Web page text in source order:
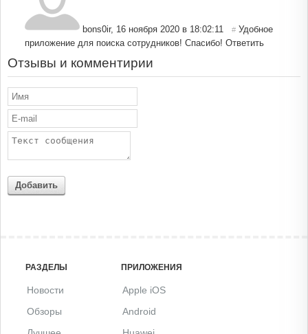
bons0ir, 16 ноября 2020 в 18:02:11 # Удобное
приложение для поиска сотрудников! Спасибо! Ответить
Отзывы и комментирии
Добавить
РАЗДЕЛЫ
Новости
Обзоры
ПРИЛОЖЕНИЯ
Apple iOS
Android